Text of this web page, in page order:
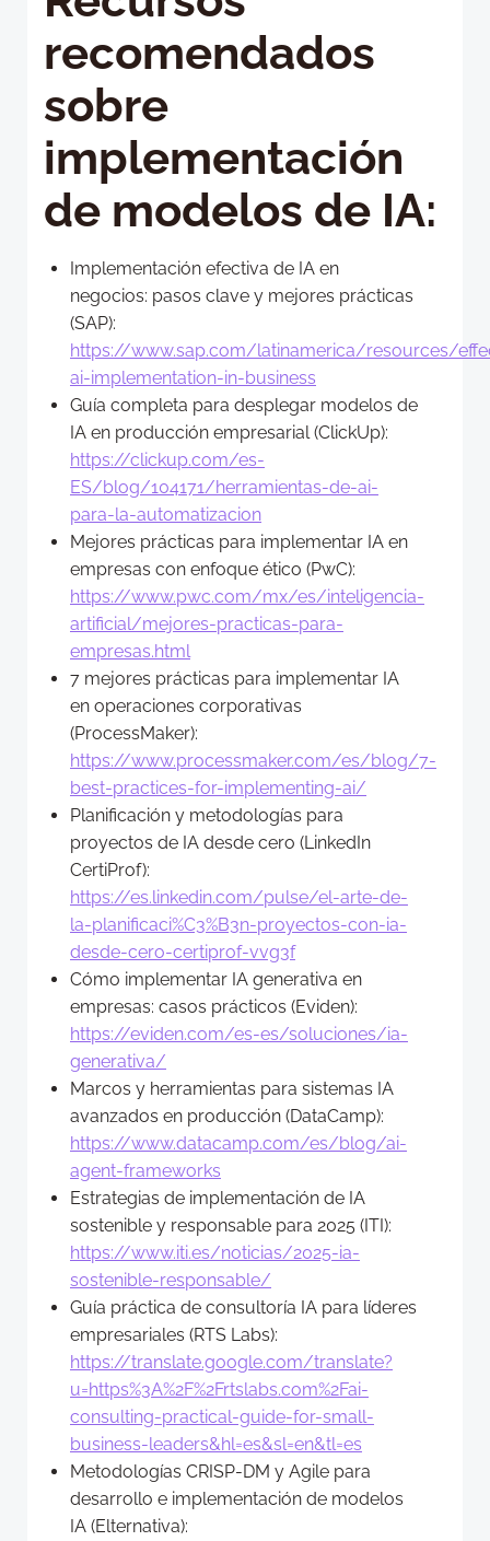
recomendados
sobre
implementación
de modelos de IA:
Implementación efectiva de IA en
negocios: pasos clave y mejores prácticas
(SAP):
https://www.sap.com/latinamerica/resources/
ai-implementation-in-business
Guía completa para desplegar modelos de
IA en producción empresarial (ClickUp):
https://clickup.com/es-
ES/blog/104171/herramientas-de-ai-
para-la-automatizacion
Mejores prácticas para implementar IA en
empresas con enfoque ético (PwC):
https://www.pwc.com/mx/es/inteligencia-
artificial/mejores-practicas-para-
empresas.html
7 mejores prácticas para implementar IA
en operaciones corporativas
(ProcessMaker):
https://www.processmaker.com/es/blog/7-
best-practices-for-implementing-ai/
Planificación y metodologías para
proyectos de IA desde cero (LinkedIn
CertiProf):
https://es.linkedin.com/pulse/el-arte-de-
la-planificaci%C3%B3n-proyectos-con-ia-
desde-cero-certiprof-vvg3f
Cómo implementar IA generativa en
empresas: casos prácticos (Eviden):
https://eviden.com/es-es/soluciones/ia-
generativa/
Marcos y herramientas para sistemas IA
avanzados en producción (DataCamp):
https://www.datacamp.com/es/blog/ai-
agent-frameworks
Estrategias de implementación de IA
sostenible y responsable para 2025 (ITI):
https://www.iti.es/noticias/2025-ia-
sostenible-responsable/
Guía práctica de consultoría IA para líderes
empresariales (RTS Labs):
https://translate.google.com/translate?
u=https%3A%2F%2Frtslabs.com%2Fai-
consulting-practical-guide-for-small-
business-leaders&hl=es&sl=en&tl=es
Metodologías CRISP-DM y Agile para
desarrollo e implementación de modelos
IA (Elternativa):